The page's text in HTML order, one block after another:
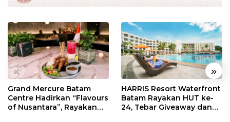
« »
Grand Mercure Batam
Centre Hadirkan “Flavours
of Nusantara”, Rayakan
HARRIS Resort Waterfront
Batam Rayakan HUT ke-
24, Tebar Giveaway dan